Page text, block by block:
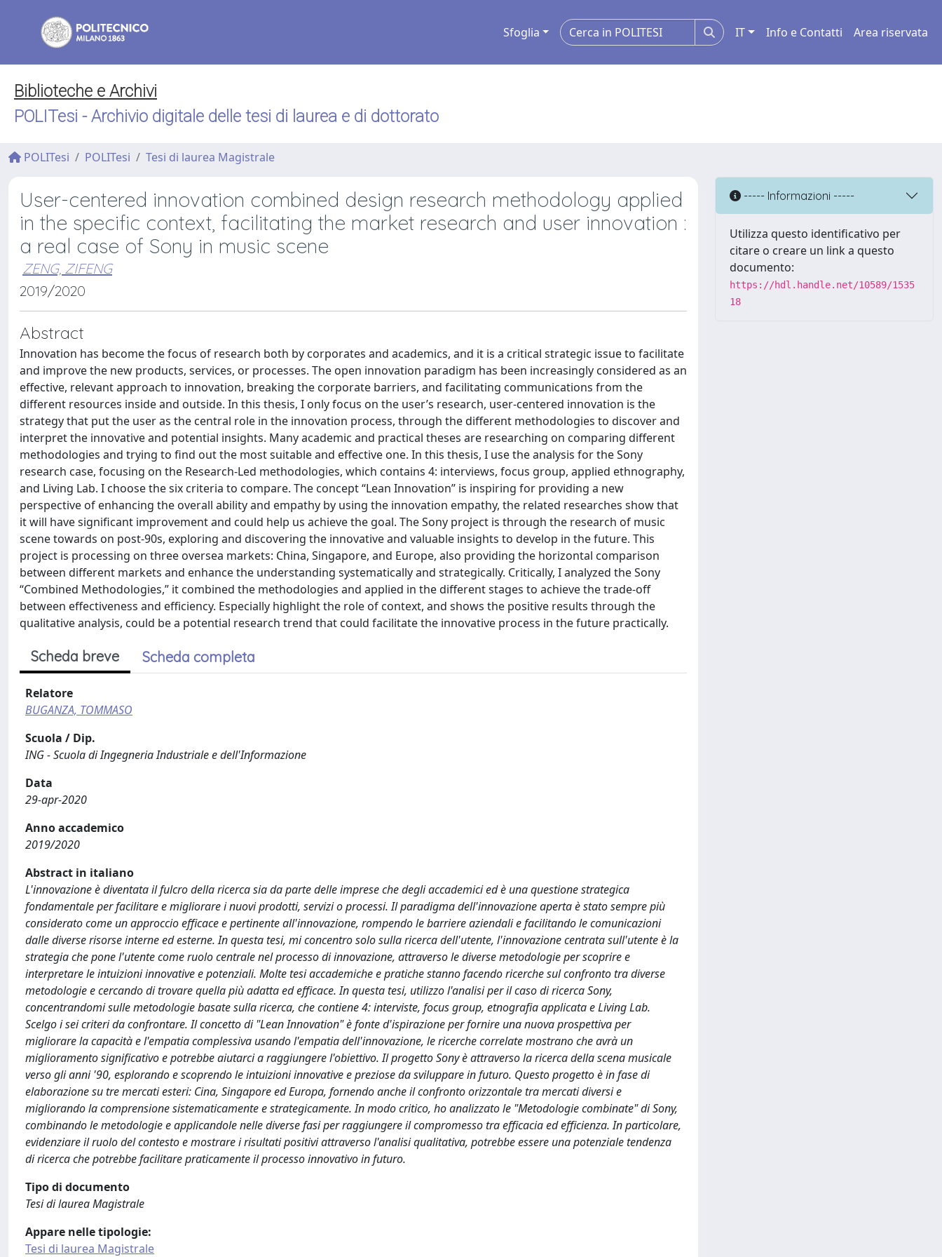
Sfoglia IT Info e Contatti Area riservata
Biblioteche e Archivi
POLITesi - Archivio digitale delle tesi di laurea e di dottorato
POLITesi POLITesi Tesi di laurea Magistrale
User-centered innovation combined design research methodology applied
in the specific context, facilitating the market research and user innovation :
a real case of Sony in music scene
ZENG, ZIFENG
2019/2020
Abstract
Innovation has become the focus of research both by corporates and academics, and it is a critical strategic issue to facilitate
and improve the new products, services, or processes. The open innovation paradigm has been increasingly considered as an
effective, relevant approach to innovation, breaking the corporate barriers, and facilitating communications from the
different resources inside and outside. In this thesis, I only focus on the user’s research, user-centered innovation is the
strategy that put the user as the central role in the innovation process, through the different methodologies to discover and
interpret the innovative and potential insights. Many academic and practical theses are researching on comparing different
methodologies and trying to find out the most suitable and effective one. In this thesis, I use the analysis for the Sony
research case, focusing on the Research-Led methodologies, which contains 4: interviews, focus group, applied ethnography,
and Living Lab. I choose the six criteria to compare. The concept “Lean Innovation” is inspiring for providing a new
perspective of enhancing the overall ability and empathy by using the innovation empathy, the related researches show that
it will have significant improvement and could help us achieve the goal. The Sony project is through the research of music
scene towards on post-90s, exploring and discovering the innovative and valuable insights to develop in the future. This
project is processing on three oversea markets: China, Singapore, and Europe, also providing the horizontal comparison
between different markets and enhance the understanding systematically and strategically. Critically, I analyzed the Sony
“Combined Methodologies,” it combined the methodologies and applied in the different stages to achieve the trade-off
between effectiveness and efficiency. Especially highlight the role of context, and shows the positive results through the
qualitative analysis, could be a potential research trend that could facilitate the innovative process in the future practically.
Scheda breve Scheda completa
Relatore
BUGANZA, TOMMASO
Scuola / Dip.
ING - Scuola di Ingegneria Industriale e dell'Informazione
Data
29-apr-2020
Anno accademico
2019/2020
Abstract in italiano
L'innovazione è diventata il fulcro della ricerca sia da parte delle imprese che degli accademici ed è una questione strategica
fondamentale per facilitare e migliorare i nuovi prodotti, servizi o processi. Il paradigma dell'innovazione aperta è stato sempre più
considerato come un approccio efficace e pertinente all'innovazione, rompendo le barriere aziendali e facilitando le comunicazioni
dalle diverse risorse interne ed esterne. In questa tesi, mi concentro solo sulla ricerca dell'utente, l'innovazione centrata sull'utente è la
strategia che pone l'utente come ruolo centrale nel processo di innovazione, attraverso le diverse metodologie per scoprire e
interpretare le intuizioni innovative e potenziali. Molte tesi accademiche e pratiche stanno facendo ricerche sul confronto tra diverse
metodologie e cercando di trovare quella più adatta ed efficace. In questa tesi, utilizzo l'analisi per il caso di ricerca Sony,
concentrandomi sulle metodologie basate sulla ricerca, che contiene 4: interviste, focus group, etnografia applicata e Living Lab.
Scelgo i sei criteri da confrontare. Il concetto di "Lean Innovation" è fonte d'ispirazione per fornire una nuova prospettiva per
migliorare la capacità e l'empatia complessiva usando l'empatia dell'innovazione, le ricerche correlate mostrano che avrà un
miglioramento significativo e potrebbe aiutarci a raggiungere l'obiettivo. Il progetto Sony è attraverso la ricerca della scena musicale
verso gli anni '90, esplorando e scoprendo le intuizioni innovative e preziose da sviluppare in futuro. Questo progetto è in fase di
elaborazione su tre mercati esteri: Cina, Singapore ed Europa, fornendo anche il confronto orizzontale tra mercati diversi e
migliorando la comprensione sistematicamente e strategicamente. In modo critico, ho analizzato le "Metodologie combinate" di Sony,
combinando le metodologie e applicandole nelle diverse fasi per raggiungere il compromesso tra efficacia ed efficienza. In particolare,
evidenziare il ruolo del contesto e mostrare i risultati positivi attraverso l'analisi qualitativa, potrebbe essere una potenziale tendenza
di ricerca che potrebbe facilitare praticamente il processo innovativo in futuro.
Tipo di documento
Tesi di laurea Magistrale
Appare nelle tipologie:
Tesi di laurea Magistrale
----- Informazioni -----
Utilizza questo identificativo per
citare o creare un link a questo
documento:
https://hdl.handle.net/10589/1535
18